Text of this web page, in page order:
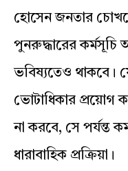
হোসেন জনতার
পুনরুদ্ধারের
ভবিষ্যতেও থাকবে।
ভোটাধিকার প্রয়োগ
না করবে, সে পর্যন্ত
ধারাবাহিক প্রক্রিয়া।